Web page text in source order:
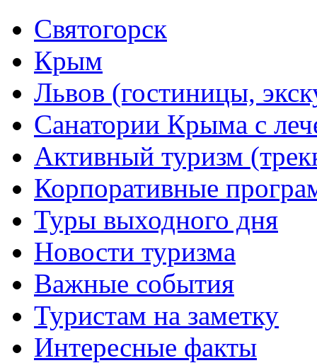
Святогорск
Крым
Львов (гостиницы,
Санатории Крыма с
Активный туризм
Корпоративные
Туры выходного дня
Новости туризма
Важные события
Туристам на заметку
Интересные факты